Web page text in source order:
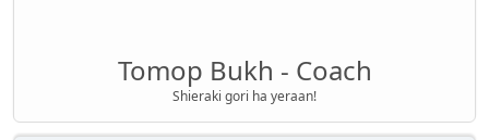
Tomop Bukh - Coach
Shieraki gori ha yeraan!